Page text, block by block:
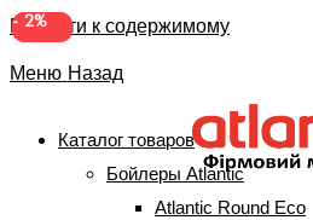
Перейти к содержимому
Меню Назад
Каталог товаров
Бойлеры Atlantic
Atlantic Round Eco
Бойлер Atlantic
- 10%
- 2%